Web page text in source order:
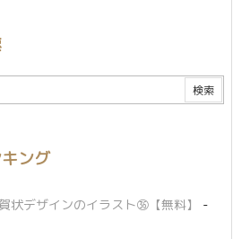
ング
状デザインのイラスト㊱【無料】
-